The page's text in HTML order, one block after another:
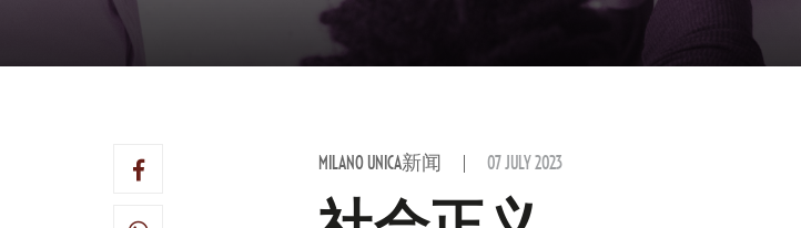
MILANO UNICA新闻 07 JULY 2023